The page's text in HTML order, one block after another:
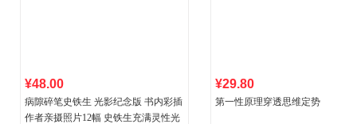
¥48.00
病隙碎笔史铁生 光影纪念版 书内彩插
作者亲摄照片12幅 史铁生充满灵性光
¥29.80
第一性原理穿透思维定势